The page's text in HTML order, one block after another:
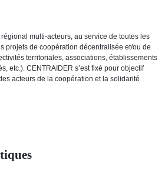
multi-acteurs, au service de toutes les
projets de coopération décentralisée et/ou de
territoriales, associations, établissements
etc.). CENTRAIDER s’est fixé pour objectif
acteurs de la coopération et la solidarité